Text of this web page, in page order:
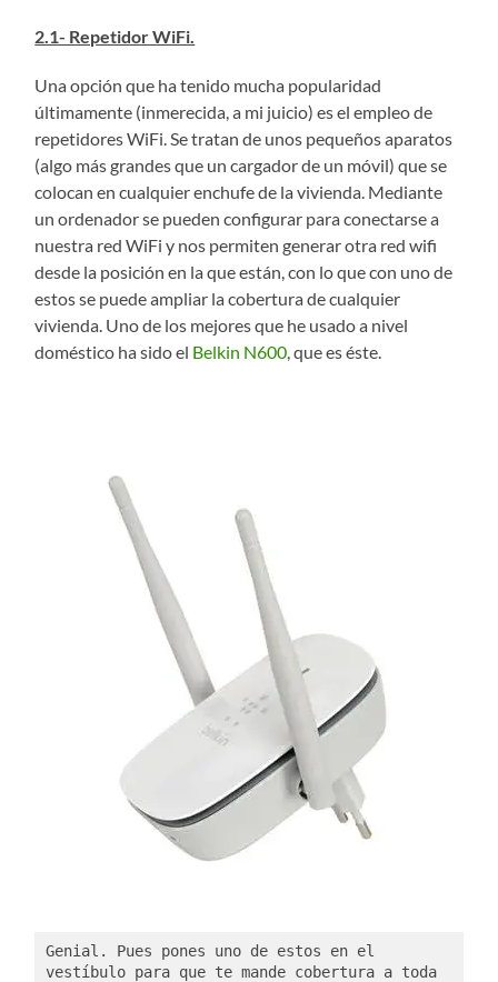
2.1- Repetidor WiFi.
Una opción que ha tenido mucha popularidad
últimamente (inmerecida, a mi juicio) es el empleo de
repetidores WiFi. Se tratan de unos pequeños aparatos
(algo más grandes que un cargador de un móvil) que se
colocan en cualquier enchufe de la vivienda. Mediante
un ordenador se pueden configurar para conectarse a
nuestra red WiFi y nos permiten generar otra red wifi
desde la posición en la que están, con lo que con uno de
estos se puede ampliar la cobertura de cualquier
vivienda. Uno de los mejores que he usado a nivel
doméstico ha sido el Belkin N600, que es éste.
Genial. Pues pones uno de estos en el
vestíbulo para que te mande cobertura a toda